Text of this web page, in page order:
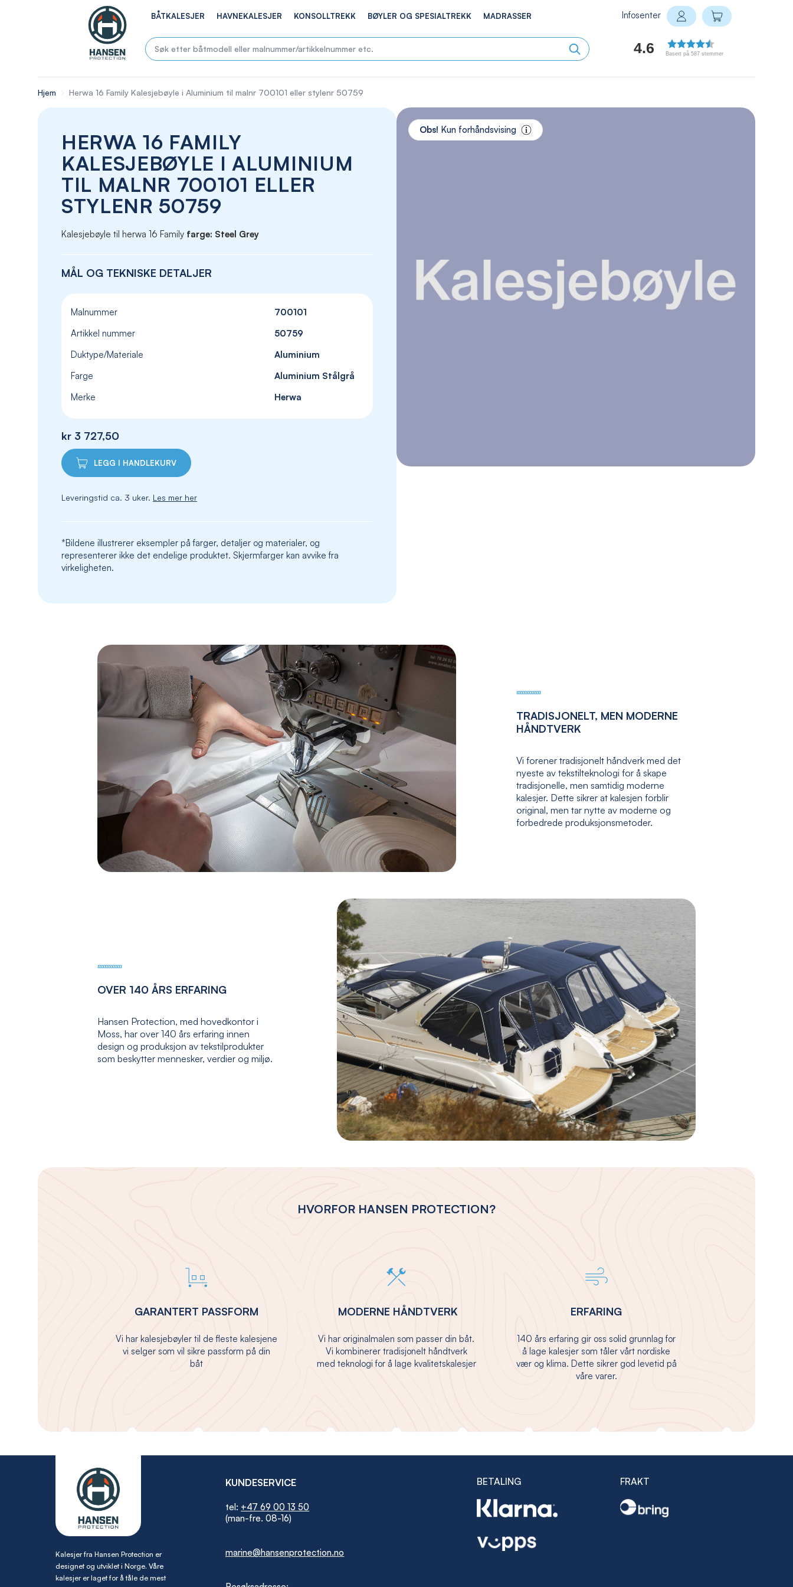
BÅTKALESJER HAVNEKALESJER KONSOLLTREKK BØYLER OG SPESIALTREKK MADRASSER
4.6 Basert på 587 stemmer
Infosenter
Logg inn
Min handlekurv
Hjem Herwa 16 Family Kalesjebøyle i Aluminium til malnr 700101 eller stylenr 50759
HERWA 16 FAMILY
KALESJEBØYLE I ALUMINIUM
TIL MALNR 700101 ELLER
STYLENR 50759
Kalesjebøyle til herwa 16 Family farge: Steel Grey
MÅL OG TEKNISKE DETALJER
Malnummer
700101
Artikkel nummer
50759
Duktype/Materiale
Aluminium
Farge
Aluminium Stålgrå
Merke
Herwa
kr 3 727,50
LEGG I HANDLEKURV
Leveringstid ca. 3 uker. Les mer her
*Bildene illustrerer eksempler på farger, detaljer og materialer, og
representerer ikke det endelige produktet. Skjermfarger kan avvike fra
virkeligheten.
Skip
Obs! Kun forhåndsvising
TRADISJONELT, MEN MODERNE
HÅNDTVERK
Vi forener tradisjonelt håndverk med det
nyeste av tekstilteknologi for å skape
tradisjonelle, men samtidig moderne
kalesjer. Dette sikrer at kalesjen forblir
original, men tar nytte av moderne og
forbedrede produksjonsmetoder.
OVER 140 ÅRS ERFARING
Hansen Protection, med hovedkontor i
Moss, har over 140 års erfaring innen
design og produksjon av tekstilprodukter
som beskytter mennesker, verdier og miljø.
HVORFOR HANSEN PROTECTION?
GARANTERT PASSFORM
Vi har kalesjebøyler til de fleste kalesjene
vi selger som vil sikre passform på din
båt
MODERNE HÅNDTVERK
Vi har originalmalen som passer din båt.
Vi kombinerer tradisjonelt håndtverk
med teknologi for å lage kvalitetskalesjer
ERFARING
140 års erfaring gir oss solid grunnlag for
å lage kalesjer som tåler vårt nordiske
vær og klima. Dette sikrer god levetid på
våre varer.
Kalesjer fra Hansen Protection er
designet og utviklet i Norge. Våre
kalesjer er laget for å tåle de mest
KUNDESERVICE
tel: +47 69 00 13 50
(man-fre. 08-16)
marine@hansenprotection.no
BETALING FRAKT